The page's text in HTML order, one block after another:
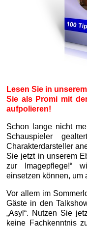
Lesen Sie in
Sie als Promi mit
aufpolieren!
Schon lange nicht
Schauspieler
Charakterdarsteller
Sie jetzt in unserem
zur Imagepflege!“
einsetzen können, um
Vor allem im
Gäste in den
„Asyl“. Nutzen Sie
keine Fachkenntnis